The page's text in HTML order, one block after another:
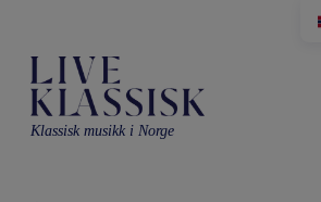
Klassisk musikk i Norge